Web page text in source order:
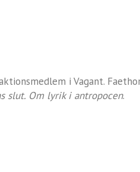
i Vagant.
slut. Om lyrik i antropocen.